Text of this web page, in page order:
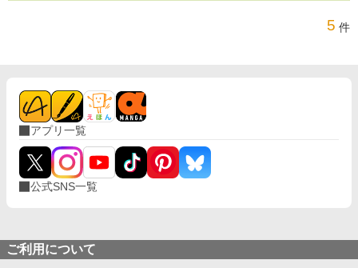
5 件
アプリ一覧
公式SNS一覧
ご利用について